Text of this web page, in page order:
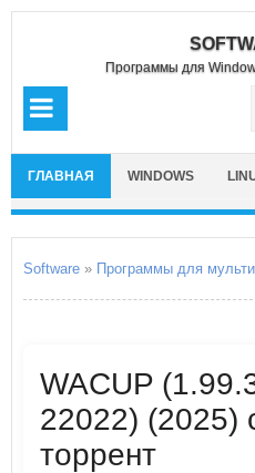
Программы для
ГЛАВНАЯ WINDOWS
Software » Программы для
WACUP
22022) (2025)
торрент